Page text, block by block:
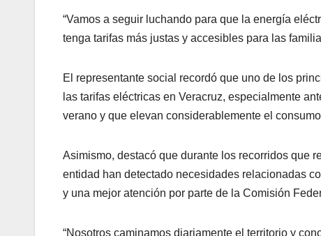
“Vamos a seguir luchando para que la energía
tenga tarifas más justas y accesibles para las
El representante social recordó que uno de los
las tarifas eléctricas en Veracruz, especialmente
verano y que elevan considerablemente el
Asimismo, destacó que durante los recorridos que
entidad han detectado necesidades relacionadas
y una mejor atención por parte de la Comisión
“Nosotros caminamos diariamente el territorio y